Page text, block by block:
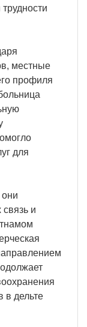
местные
профиля
для
они
и
в дельте